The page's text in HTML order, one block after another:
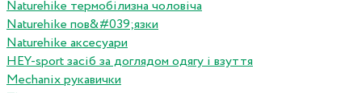
Naturehike термобілизна чоловіча
Naturehike пов&#039;язки
Naturehike аксесуари
HEY-sport засіб за доглядом одягу і взуття
Mechanix рукавички